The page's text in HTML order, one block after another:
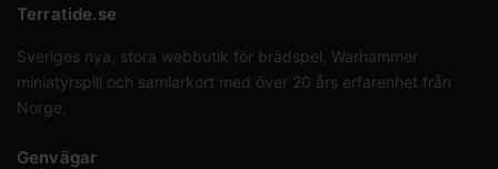
Terratide.se
Sveriges nya, stora webbutik för brädspel, Warhammer
miniatyrspill och samlarkort med över 20 års erfarenhet från
Norge.
Genvägar